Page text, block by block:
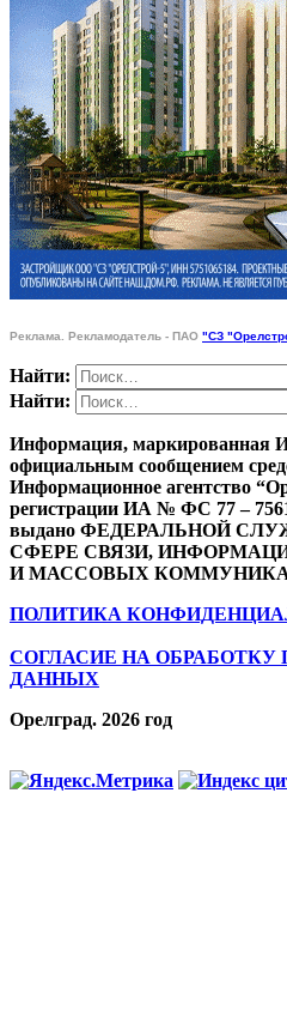
Реклама. Рекламодатель - ПАО "СЗ
Найти:
Найти:
Информация, маркированная
официальным сообщением
Информационное агентство
регистрации ИА № ФС 77 –
выдано ФЕДЕРАЛЬНОЙ
СФЕРЕ СВЯЗИ,
И МАССОВЫХ
ПОЛИТИКА
СОГЛАСИЕ НА
ДАННЫХ
Орелград. 2026 год